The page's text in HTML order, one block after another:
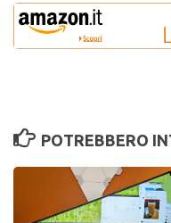
POTREBBERO